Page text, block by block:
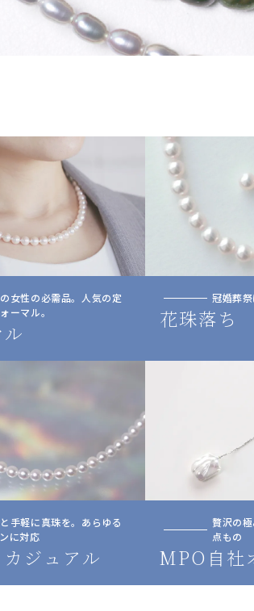
女性の必需品。人気の定
ーマル。
冠婚葬
花珠落ち
手軽に真珠を。あらゆる
に対応
ジュアル
贅沢の
点もの
MPO自社